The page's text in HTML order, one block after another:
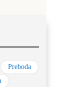
Preboda